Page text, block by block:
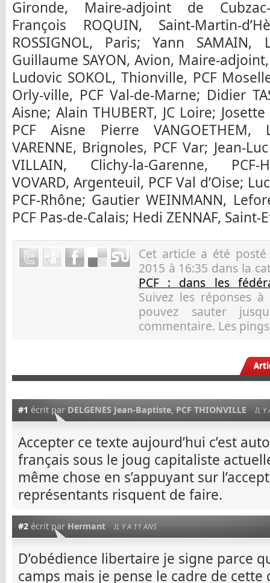
Gironde, Maire-adjoint de Cubzac-
François ROQUIN, Saint-Martin-
ROSSIGNOL, Paris; Yann SAMAIN,
Guillaume SAYON, Avion, Maire-
Ludovic SOKOL, Thionville, PCF
Orly-ville, PCF Val-de-Marne; Didier
Aisne; Alain THUBERT, JC Loire;
PCF Aisne Pierre VANGOETHEM,
VARENNE, Brignoles, PCF Var; Jean-
VILLAIN, Clichy-la-Garenne, PCF-
VOVARD, Argenteuil, PCF Val d’Oise;
PCF-Rhône; Gautier WEINMANN,
PCF Pas-de-Calais; Hedi ZENNAF, Saint-
Cet article a été
2015 à 16:35 dans la
PCF : dans les
Suivez les réponses
pouvez sauter
commentaire. Les
#1 écrit par DELGENES Jean-Baptiste, PCF THIONVILLE IL Y
Accepter ce texte aujourd’hui c’est
français sous le joug capitaliste
même chose en s’appuyant sur
représentants risquent de faire.
#2 écrit par Hermant IL Y A 11 ANS
D’obédience libertaire je signe parce
camps mais je pense le cadre de